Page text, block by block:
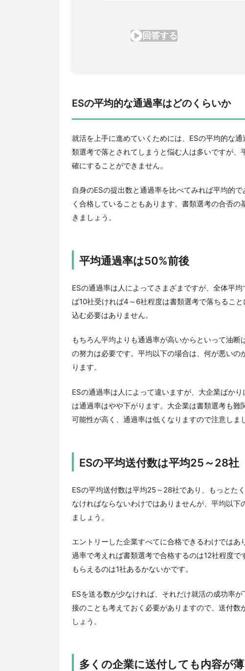
ESの平均的な通過率はどのくらいか
就活を上手に進めていくためには、ESの平均的な
類選考で落とされてしまうと悩む人は多いですが
確にすることができません。
自身のESの提出数と通過率を比べてみれば平均的
く合格していることもあります。書類選考の合否
きましょう。
平均通過率は50%前後
ESの通過率は人によってさまざまですが、全体平
ば10社受ければ4～6社程度は書類選考で落ちるこ
込む必要はありません。
もちろん平均よりも通過率が高いからといって油
の努力は必要です。平均以下の場合は、何が悪い
ります。
ESの通過率は人によって違いますが、大企業ばか
は通過率はやや下がります。大企業は書類選考も
可能性が高く、通過率は低くなりますので注意しま
ESの平均送付数は平均25～28社
ESの平均送付数は平均25～28社であり、もっとた
なければならないわけではありませんが、平均以
ましょう。
エントリーした企業すべてに合格できるわけでは
過率で考えれば書類選考で合格するのは12社程度
もらえるのは1社あるかないかです。
ESを送る数が少なければ、それだけ就活の成功率
接のことも考えておく必要がありますので、送付
しょう。
多くの企業に送付しても内容が